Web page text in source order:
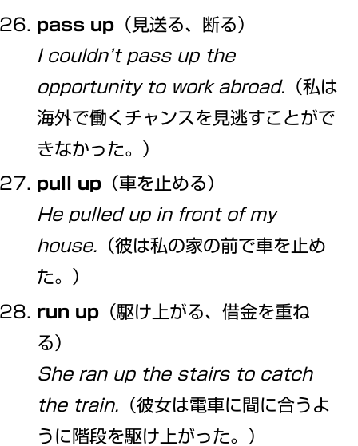
pass up （見送る、断る）
I couldn’t pass up the
opportunity to work abroad. （私は
海外で働くチャンスを見逃すことがで
きなかった。）
pull up （車を止める）
He pulled up in front of my
house. （彼は私の家の前で車を止め
た。）
run up （駆け上がる、借金を重ね
る）
She ran up the stairs to catch
the train. （彼女は電車に間に合うよ
うに階段を駆け上がった。）